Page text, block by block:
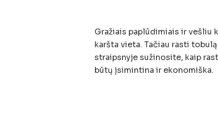
Gražiais paplūdimiais ir vešliu
karšta vieta. Tačiau rasti
straipsnyje sužinosite, kaip
būtų įsimintina ir ekonomiška.